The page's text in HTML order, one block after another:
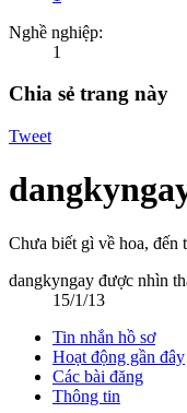
Nghề nghiệp:
1
Chia sẻ trang này
Tweet
Chưa biết gì về hoa, đến
dangkyngay được nhìn
15/1/13
Tin nhắn hồ sơ
Hoạt động gần đây
Các bài đăng
Thông tin